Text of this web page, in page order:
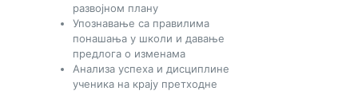
развојном плану
Упознавање са правилима
понашања у школи и давање
предлога о изменама
Анализа успеха и дисциплине
ученика на крају претходне